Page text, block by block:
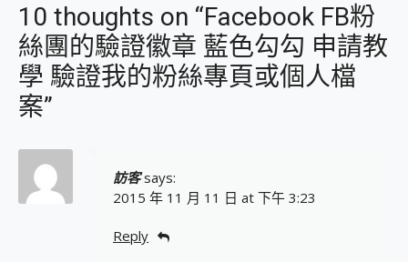
10 thoughts on “Facebook FB粉
絲團的驗證徽章 藍色勾勾 申請教
學 驗證我的粉絲專頁或個人檔
案”
訪客 says:
2015 年 11 月 11 日 at 下午 3:23
Reply